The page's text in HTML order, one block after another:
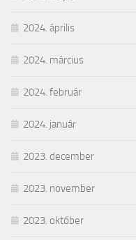
2024. április
2024. március
2024. február
2024. január
2023. december
2023. november
2023. október